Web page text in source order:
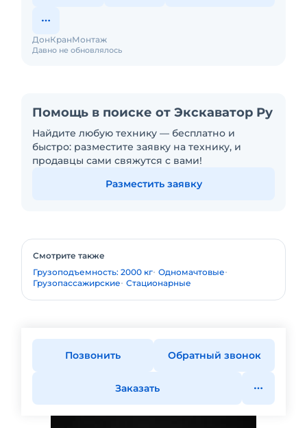
Давно не обновлялось
ДонКранМонтаж
Помощь в поиске от Экскаватор Ру
Найдите любую технику — бесплатно и
быстро: разместите заявку на технику, и
продавцы сами свяжутся с вами!
Разместить заявку
Смотрите также
Грузоподъемность: 2000 кг Одномачтовые
Грузопассажирские Стационарные
Позвонить Обратный звонок
Заказать